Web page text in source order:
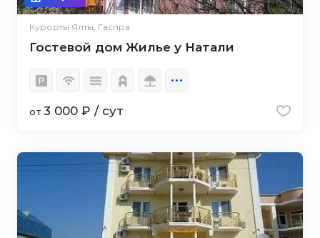
Курорты Ялты, Гаспра
Гостевой дом Жилье у Натали
от 3 000 ₽ / сут